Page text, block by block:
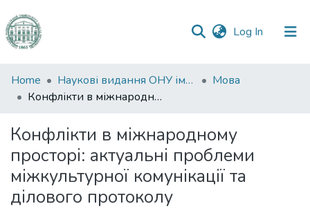
Log In (current)
Communities
&
All of DSpace
Statistics
Home Наукові видання ОНУ імені І. І. Мечникова
Мова
Конфлікти в міжнародному просторі: актуальні проблеми міжкультурної комунікації та ділового протоколу
Конфлікти в міжнародному
просторі: актуальні проблеми
міжкультурної комунікації та
ділового протоколу